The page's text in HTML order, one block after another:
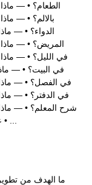
الطعام؟ •
—
بالالم؟ •
—
الدواء؟ •
—
المريض؟ •
—
في الليل؟ •
—
في البيت؟ •
—
في الفصل؟ •
—
في الدفتر؟ •
—
شرح المعلم؟ •
—
•